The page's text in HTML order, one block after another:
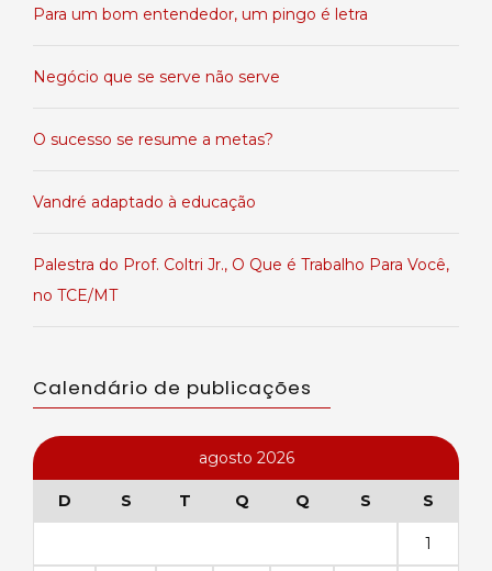
Para um bom entendedor, um pingo é letra
Negócio que se serve não serve
O sucesso se resume a metas?
Vandré adaptado à educação
Palestra do Prof. Coltri Jr., O Que é Trabalho Para Você,
no TCE/MT
Calendário de publicações
agosto 2026
D S T Q Q S S
1